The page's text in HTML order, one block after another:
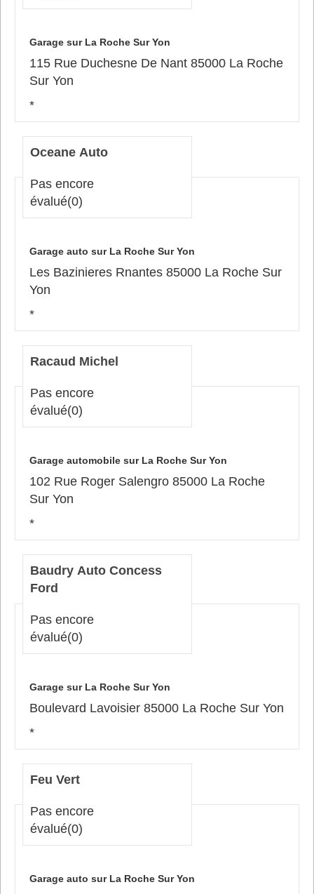
Garage sur La Roche Sur Yon
115 Rue Duchesne De Nant 85000 La Roche
Sur Yon
*
Oceane Auto
Pas encore
évalué(0)
Garage auto sur La Roche Sur Yon
Les Bazinieres Rnantes 85000 La Roche Sur
Yon
*
Racaud Michel
Pas encore
évalué(0)
Garage automobile sur La Roche Sur Yon
102 Rue Roger Salengro 85000 La Roche
Sur Yon
*
Baudry Auto Concess
Ford
Pas encore
évalué(0)
Garage sur La Roche Sur Yon
Boulevard Lavoisier 85000 La Roche Sur Yon
*
Feu Vert
Pas encore
évalué(0)
Garage auto sur La Roche Sur Yon